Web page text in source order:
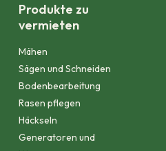
Produkte zu
vermieten
Mähen
Sägen und Schneiden
Bodenbearbeitung
Rasen pflegen
Häckseln
Generatoren und